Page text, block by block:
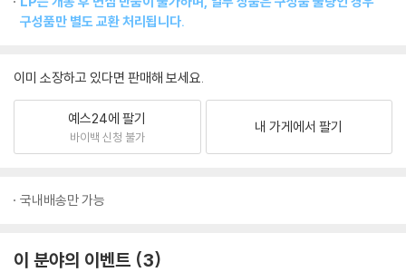
구성품만 별도 교환 처리됩니다.
이미 소장하고 있다면 판매해 보세요.
예스24에 팔기
바이백 신청 불가
내 가게에서 팔기
국내배송만 가능
이 분야의 이벤트 3